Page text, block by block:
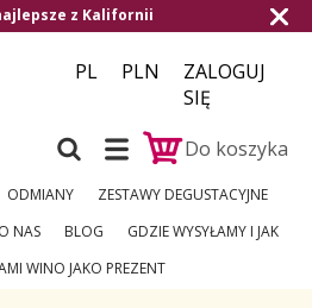
Darmowa
PL PLN
ZALOGUJ
SIĘ
Do koszyka
ODMIANY
ZESTAWY DEGUSTACYJNE
O NAS BLOG
GDZIE WYSYŁAMY I JAK
WINO JAKO PREZENT